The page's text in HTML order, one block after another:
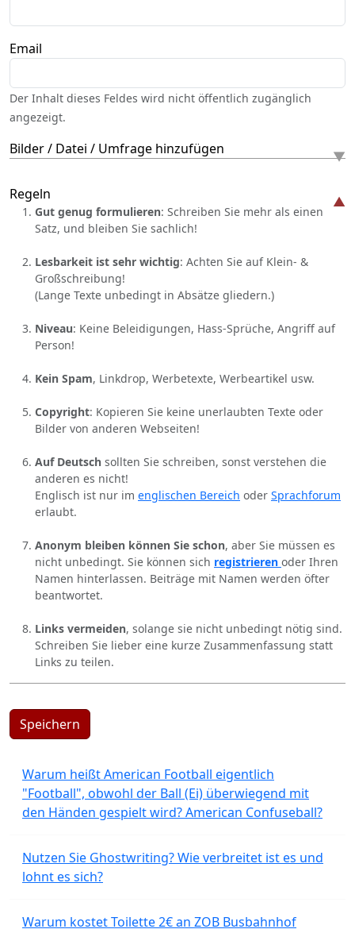
Email
Der Inhalt dieses Feldes wird nicht öffentlich zugänglich
angezeigt.
Bilder / Datei / Umfrage hinzufügen
Regeln
Gut genug formulieren: Schreiben Sie mehr als einen
Satz, und bleiben Sie sachlich!
Lesbarkeit ist sehr wichtig: Achten Sie auf Klein- &
Großschreibung!
(Lange Texte unbedingt in Absätze gliedern.)
Niveau: Keine Beleidigungen, Hass-Sprüche, Angriff auf
Person!
Kein Spam, Linkdrop, Werbetexte, Werbeartikel usw.
Copyright: Kopieren Sie keine unerlaubten Texte oder
Bilder von anderen Webseiten!
Auf Deutsch sollten Sie schreiben, sonst verstehen die
anderen es nicht!
Englisch ist nur im englischen Bereich oder Sprachforum
erlaubt.
Anonym bleiben können Sie schon, aber Sie müssen es
nicht unbedingt. Sie können sich registrieren oder Ihren
Namen hinterlassen. Beiträge mit Namen werden öfter
beantwortet.
Links vermeiden, solange sie nicht unbedingt nötig sind.
Schreiben Sie lieber eine kurze Zusammenfassung statt
Links zu teilen.
Speichern
Warum heißt American Football eigentlich
"Football", obwohl der Ball (Ei) überwiegend mit
den Händen gespielt wird? American Confuseball?
Nutzen Sie Ghostwriting? Wie verbreitet ist es und
lohnt es sich?
Warum kostet Toilette 2€ an ZOB Busbahnhof